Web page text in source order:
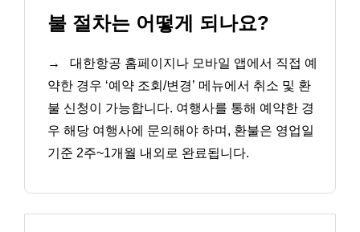
불 절차는 어떻게 되나요?
→
대한항공 홈페이지나 모바일 앱에서 직접 예
약한 경우 ‘예약 조회/변경’ 메뉴에서 취소 및 환
불 신청이 가능합니다. 여행사를 통해 예약한 경
우 해당 여행사에 문의해야 하며, 환불은 영업일
기준 2주~1개월 내외로 완료됩니다.